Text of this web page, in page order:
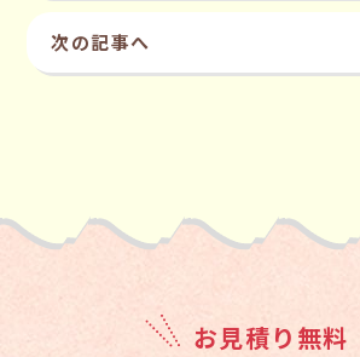
次の記事へ
お見積り無料